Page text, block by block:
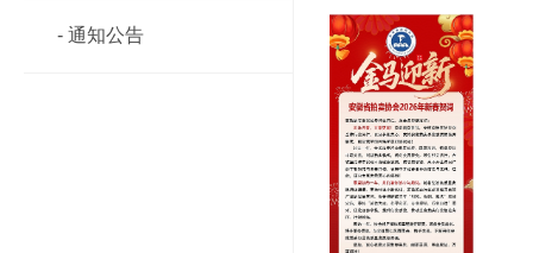
- 通知公告